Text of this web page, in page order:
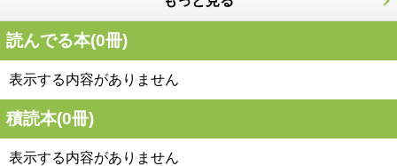
読んでる本(0冊)
表示する内容がありません
積読本(0冊)
表示する内容がありません